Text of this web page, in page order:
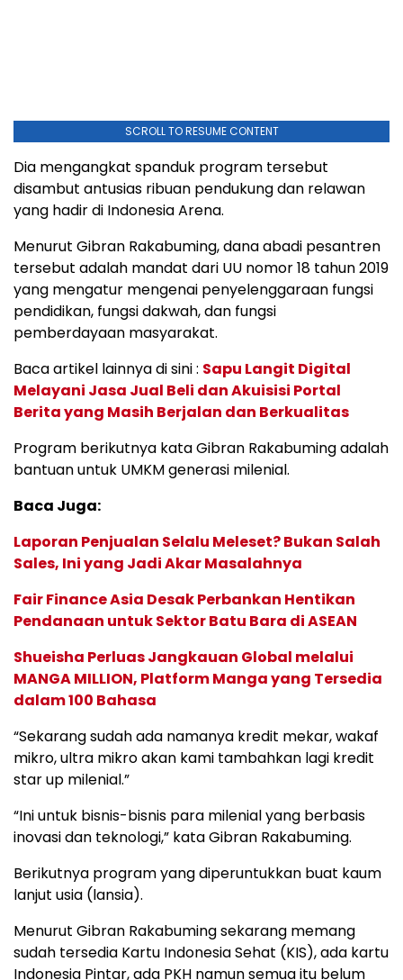
SCROLL TO RESUME CONTENT
Dia mengangkat spanduk program tersebut
disambut antusias ribuan pendukung dan relawan
yang hadir di Indonesia Arena.
Menurut Gibran Rakabuming, dana abadi pesantren
tersebut adalah mandat dari UU nomor 18 tahun 2019
yang mengatur mengenai penyelenggaraan fungsi
pendidikan, fungsi dakwah, dan fungsi
pemberdayaan masyarakat.
Baca artikel lainnya di sini : Sapu Langit Digital
Melayani Jasa Jual Beli dan Akuisisi Portal
Berita yang Masih Berjalan dan Berkualitas
Program berikutnya kata Gibran Rakabuming adalah
bantuan untuk UMKM generasi milenial.
Baca Juga:
Laporan Penjualan Selalu Meleset? Bukan Salah
Sales, Ini yang Jadi Akar Masalahnya
Fair Finance Asia Desak Perbankan Hentikan
Pendanaan untuk Sektor Batu Bara di ASEAN
Shueisha Perluas Jangkauan Global melalui
MANGA MILLION, Platform Manga yang Tersedia
dalam 100 Bahasa
“Sekarang sudah ada namanya kredit mekar, wakaf
mikro, ultra mikro akan kami tambahkan lagi kredit
star up milenial.”
“Ini untuk bisnis-bisnis para milenial yang berbasis
inovasi dan teknologi,” kata Gibran Rakabuming.
Berikutnya program yang diperuntukkan buat kaum
lanjut usia (lansia).
Menurut Gibran Rakabuming sekarang memang
sudah tersedia Kartu Indonesia Sehat (KIS), ada kartu
Indonesia Pintar, ada PKH namun semua itu belum